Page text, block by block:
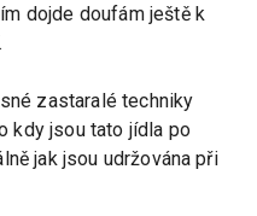
dojde doufám ještě k
zastaralé techniky
kdy jsou tato jídla po
jak jsou udržována při